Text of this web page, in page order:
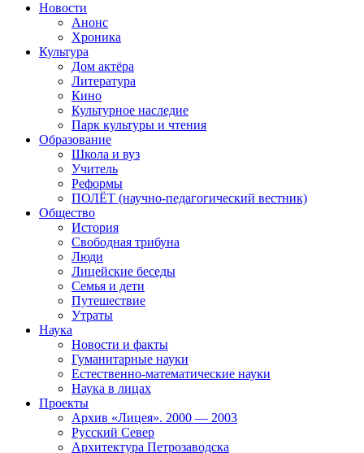
Новости
Анонс
Хроника
Культура
Дом актёра
Литература
Кино
Культурное наследие
Парк культуры и чтения
Образование
Школа и вуз
Учитель
Реформы
ПОЛЁТ (научно-педагогический вестник)
Общество
История
Свободная трибуна
Люди
Лицейские беседы
Семья и дети
Путешествие
Утраты
Наука
Новости и факты
Гуманитарные науки
Естественно-математические науки
Наука в лицах
Проекты
Архив «Лицея». 2000 — 2003
Русский Север
Архитектура Петрозаводска